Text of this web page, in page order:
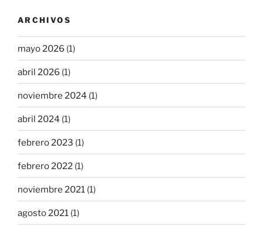
ARCHIVOS
mayo 2026 (1)
abril 2026 (1)
noviembre 2024 (1)
abril 2024 (1)
febrero 2023 (1)
febrero 2022 (1)
noviembre 2021 (1)
agosto 2021 (1)